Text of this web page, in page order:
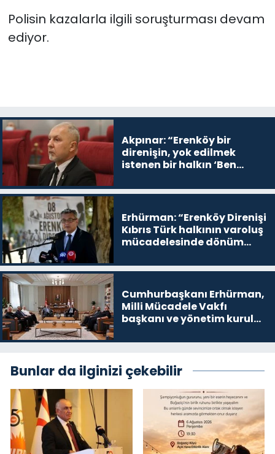
Polisin kazalarla ilgili soruşturması devam
ediyor.
Akpınar: “Erenköy bir
direnişin, yok edilmek
istenen bir halkın ‘Ben
devam edeceğim’ dediği
Erhürman: “Erenköy Direnişi
Kıbrıs Türk halkının varoluş
mücadelesinde dönüm
Cumhurbaşkanı Erhürman,
Milli Mücadele Vakfı
başkanı ve yönetim kurulu
Bunlar da ilginizi çekebilir